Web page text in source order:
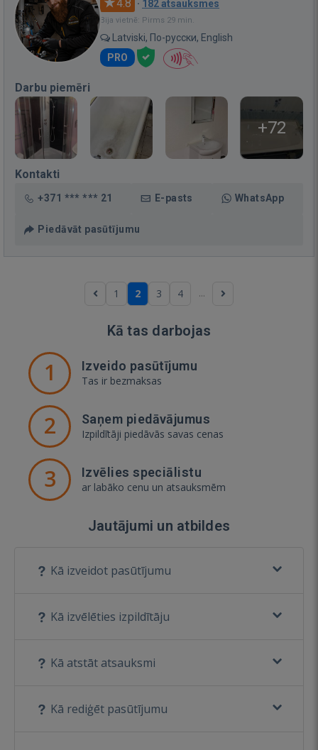
4.8 · 182 atsauksmes
Bija vietnē: Pirms 29 min.
Latviski, По-русски, English
PRO
Darbu piemēri
+72
Kontakti
+371 *** *** 21 E-pasts WhatsApp
Piedāvāt pasūtījumu
1 2 3 4 ...
Kā tas darbojas
1 Izveido pasūtījumu
Tas ir bezmaksas
2 Saņem piedāvājumus
Izpildītāji piedāvās savas cenas
3 Izvēlies speciālistu
ar labāko cenu un atsauksmēm
Jautājumi un atbildes
Kā izveidot pasūtījumu
Kā izvēlēties izpildītāju
Kā atstāt atsauksmi
Kā rediģēt pasūtījumu